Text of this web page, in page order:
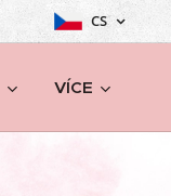
CS
VÍCE